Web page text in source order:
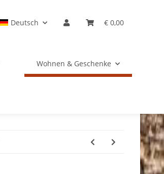
Deutsch € 0,00
Wohnen & Geschenke